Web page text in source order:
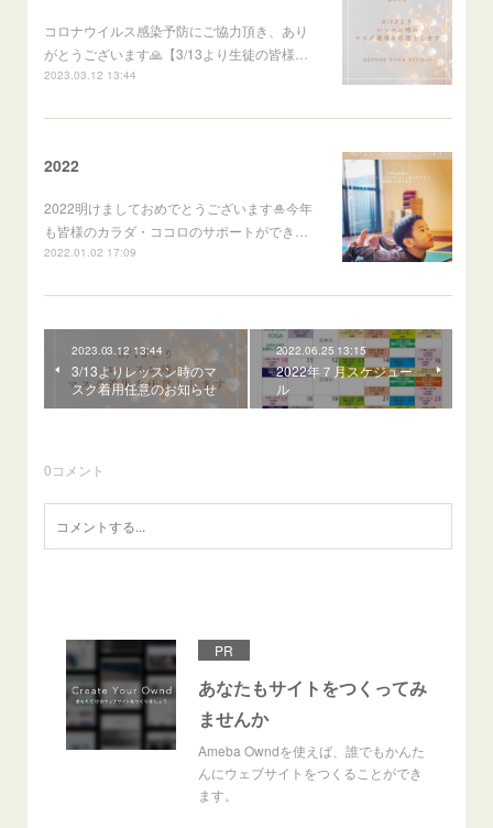
コロナウイルス感染予防にご協力頂き、あり
がとうございます🙏【3/13より生徒の皆様…
2023.03.12 13:44
2022
2022明けましておめでとうございます🎍今年
も皆様のカラダ・ココロのサポートができ…
2022.01.02 17:09
2023.03.12 13:44
3/13よりレッスン時のマ
スク着用任意のお知らせ
2022.06.25 13:15
2022年７月スケジュー
ル
0コメント
PR
あなたもサイトをつくってみ
ませんか
Ameba Owndを使えば、誰でもかんた
んにウェブサイトをつくることができ
ます。